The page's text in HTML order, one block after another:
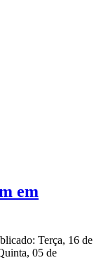
em
Terça, 16 de
05 de